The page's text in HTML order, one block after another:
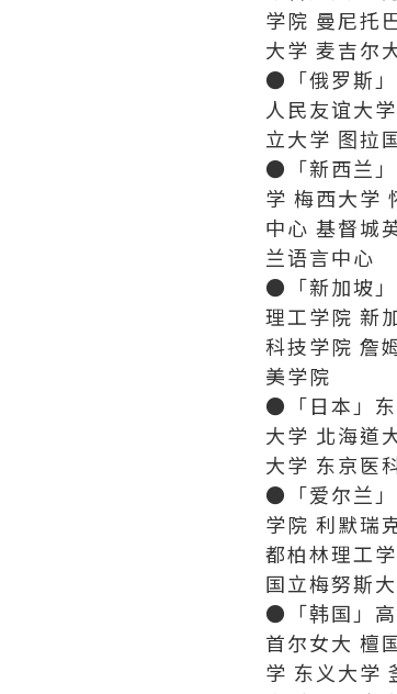
学院 曼尼托
大学 麦吉尔
●「俄罗斯
人民友谊大
立大学 图拉
●「新西兰
学 梅西大学
中心 基督城
兰语言中心
●「新加坡
理工学院 新
科技学院 詹
美学院
●「日本」
大学 北海道
大学 东京医
●「爱尔兰
学院 利默瑞
都柏林理工
国立梅努斯
●「韩国」
首尔女大 檀
学 东义大学